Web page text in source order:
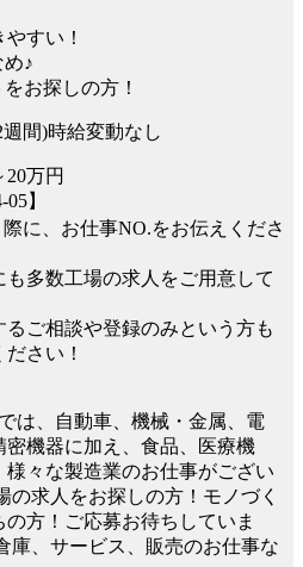
すい！
♪
お探しの方！
間)時給変動なし
20万円
】
に、お仕事NO.をお伝えくださ
多数工場の求人をご用意して
ご相談や登録のみという方も
さい！
は、自動車、機械・金属、電
密機器に加え、食品、医療機
様々な製造業のお仕事がござい
の求人をお探しの方！モノづく
の方！ご応募お待ちしていま
庫、サービス、販売のお仕事な